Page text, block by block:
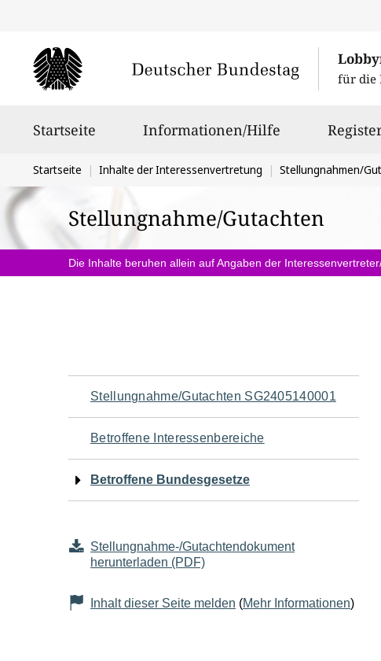
für die
Startseite Informationen/Hilfe
Sie
befinden
sich
hier:
Startseite Inhalte der Interessenvertretung Stellungnahmen/
Stellungnahme/Gutachten
Die Inhalte beruhen allein auf Angaben der
Navigation
für
den
Seiteninhalt
Stellungnahme/Gutachten SG2405140001
Betroffene Interessenbereiche
Betroffene Bundesgesetze
Stellungnahme-/Gutachtendokument
herunterladen (PDF)
Inhalt dieser Seite melden (Mehr Informationen)